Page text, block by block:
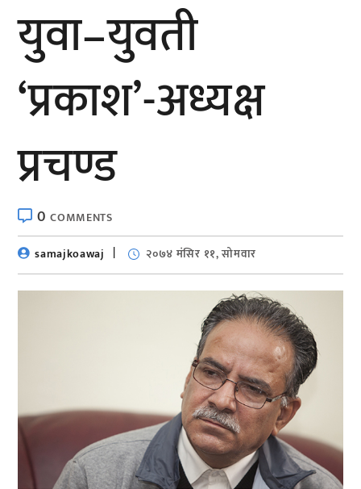
युवा–युवती
‘प्रकाश’-अध्यक्ष
प्रचण्ड
0COMMENTS
samajkoawaj
२०७४ मंसिर ११, सोमवार